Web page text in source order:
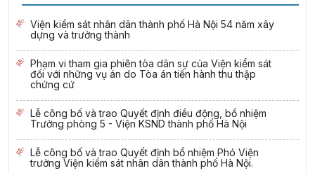
Viện kiểm sát nhân dân thành phố Hà Nội 54 năm xây
dựng và trưởng thành
Phạm vi tham gia phiên tòa dân sự của Viện kiểm sát
đối với những vụ án do Tòa án tiến hành thu thập
chứng cứ
Lễ công bố và trao Quyết định điều động, bổ nhiệm
Trưởng phòng 5 - Viện KSND thành phố Hà Nội
Lễ công bố và trao Quyết định bổ nhiệm Phó Viện
trưởng Viện kiểm sát nhân dân thành phố Hà Nội.